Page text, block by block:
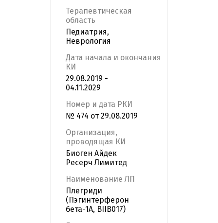
Терапевтическая
область
Педиатрия,
Неврология
Дата начала и окончания
КИ
29.08.2019 -
04.11.2029
Номер и дата РКИ
№ 474 от 29.08.2019
Организация,
проводящая КИ
Биоген Айдек
Ресерч Лимитед
Наименование ЛП
Плегриди
(Пэгинтерферон
бета-1А, BIIB017)